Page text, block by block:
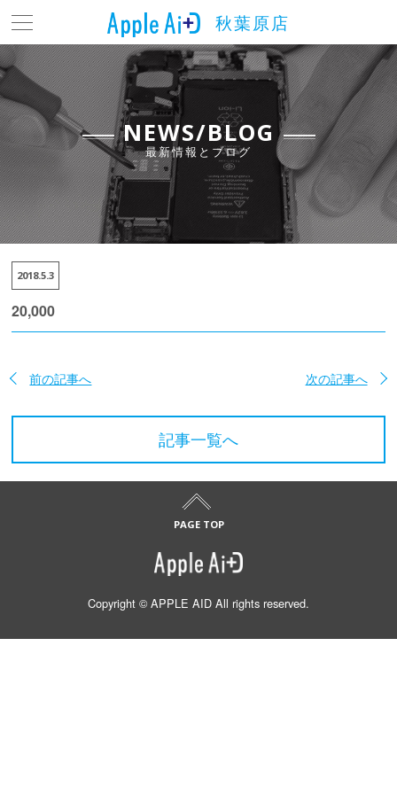
トップ
最新情報とブログ
料金表
よくある質問
店舗情報
アクセス
お問い合わせ
秋葉原店
NEWS/BLOG
最新情報とブログ
2018.5.3
20,000
前の記事へ 次の記事へ
記事一覧へ
Copyright © APPLE AID All rights reserved.